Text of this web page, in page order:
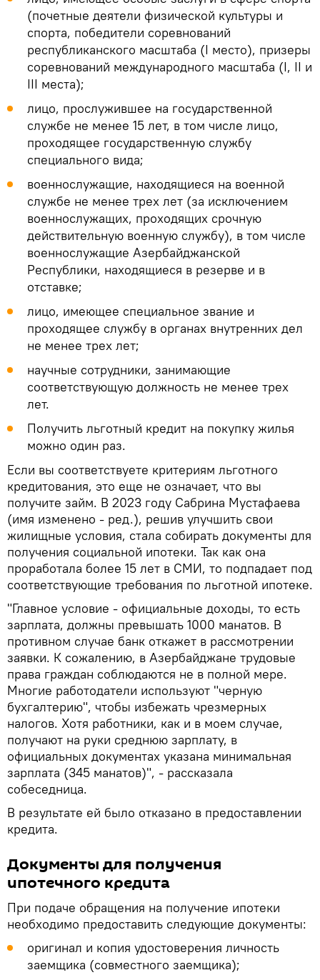
(почетные деятели физической культуры и
спорта, победители соревнований
республиканского масштаба (I место), призеры
соревнований международного масштаба (I, II и
III места);
лицо, прослужившее на государственной
службе не менее 15 лет, в том числе лицо,
проходящее государственную службу
специального вида;
военнослужащие, находящиеся на военной
службе не менее трех лет (за исключением
военнослужащих, проходящих срочную
действительную военную службу), в том числе
военнослужащие Азербайджанской
Республики, находящиеся в резерве и в
отставке;
лицо, имеющее специальное звание и
проходящее службу в органах внутренних дел
не менее трех лет;
научные сотрудники, занимающие
соответствующую должность не менее трех
лет.
Получить льготный кредит на покупку жилья
можно один раз.
Если вы соответствуете критериям льготного
кредитования, это еще не означает, что вы
получите займ. В 2023 году Сабрина Мустафаева
(имя изменено - ред.), решив улучшить свои
жилищные условия, стала собирать документы для
получения социальной ипотеки. Так как она
проработала более 15 лет в СМИ, то подпадает под
соответствующие требования по льготной ипотеке.
"Главное условие - официальные доходы, то есть
зарплата, должны превышать 1000 манатов. В
противном случае банк откажет в рассмотрении
заявки. К сожалению, в Азербайджане трудовые
права граждан соблюдаются не в полной мере.
Многие работодатели используют "черную
бухгалтерию", чтобы избежать чрезмерных
налогов. Хотя работники, как и в моем случае,
получают на руки среднюю зарплату, в
официальных документах указана минимальная
зарплата (345 манатов)", - рассказала
собеседница.
В результате ей было отказано в предоставлении
кредита.
Документы для получения
ипотечного кредита
При подаче обращения на получение ипотеки
необходимо предоставить следующие документы:
оригинал и копия удостоверения личность
заемщика (совместного заемщика);